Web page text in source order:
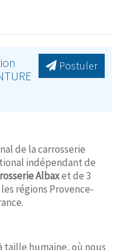
Postuler
de la carrosserie
indépendant de
Albaxet de 3
régions Provence-
taille humaine, où nous